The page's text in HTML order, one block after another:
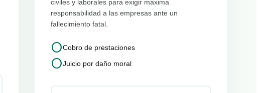
civiles y laborales para exigir máxima
responsabilidad a las empresas ante un
fallecimiento fatal.
circleCobro de prestaciones
circleJuicio por daño moral